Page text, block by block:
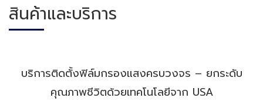
สินค้าและบริการ
บริการติดตั้งฟิล์มกรองแสงครบวงจร – ยกระดับ
คุณภาพชีวิตด้วยเทคโนโลยีจาก USA